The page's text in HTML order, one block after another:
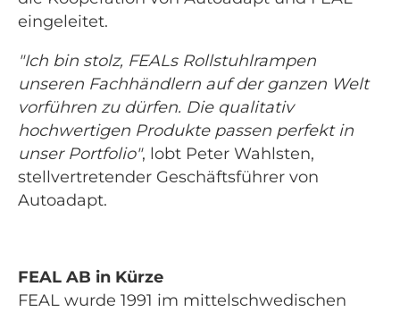
eingeleitet.
"Ich bin stolz, FEALs Rollstuhlrampen
unseren Fachhändlern auf der ganzen Welt
vorführen zu dürfen. Die qualitativ
hochwertigen Produkte passen perfekt in
unser Portfolio", lobt Peter Wahlsten,
stellvertretender Geschäftsführer von
Autoadapt.
FEAL AB in Kürze
FEAL wurde 1991 im mittelschwedischen